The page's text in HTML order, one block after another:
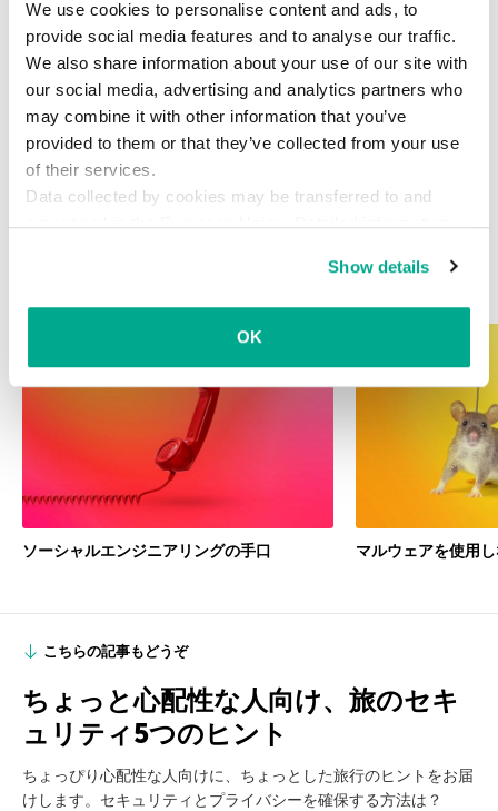
We use cookies to personalise content and ads, to
provide social media features and to analyse our traffic.
We also share information about your use of our site with
our social media, advertising and analytics partners who
may combine it with other information that you’ve
provided to them or that they’ve collected from your use
of their services.
Data collected by cookies may be transferred to and
processed in the European Union. Detailed information
Show details
OK
ソーシャルエンジニアリングの手口 マルウェアを使用
こちらの記事もどうぞ
ちょっと心配性な人向け、旅のセキ
ュリティ5つのヒント
ちょっぴり心配性な人向けに、ちょっとした旅行のヒントをお届
けします。セキュリティとプライバシーを確保する方法は？